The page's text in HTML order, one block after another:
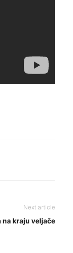
Next article
na kraju veljače